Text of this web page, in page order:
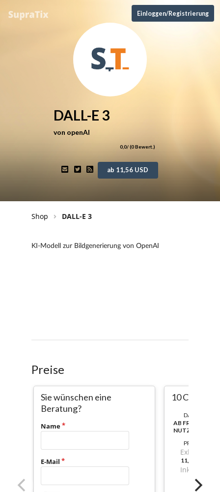
Einloggen/Registrierung
DALL-E 3
von openAI
0,0/ (0Bewert.)
ab 11,56 USD
Shop DALL-E 3
Preise
Sie wünschen eine
Beratung?
Name
E-Mail
10 CC
DAUER:
AB
NUTZBAR
PREIS
Exkl. Mwst.
Inkl. Mwst.